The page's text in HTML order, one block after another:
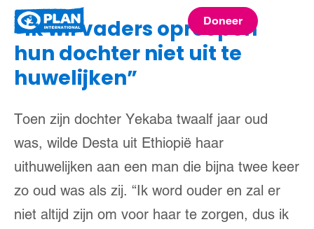
International
Doneer
“Ik wil vaders oproepen
hun dochter niet uit te
huwelijken”
Toen zijn dochter Yekaba twaalf jaar oud
was, wilde Desta uit Ethiopië haar
uithuwelijken aan een man die bijna twee keer
zo oud was als zij. “Ik word ouder en zal er
niet altijd zijn om voor haar te zorgen, dus ik